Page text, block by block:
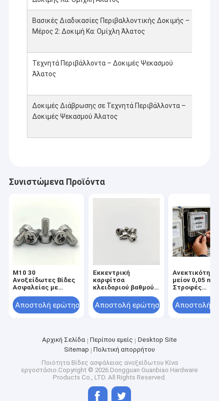
Βασικές Διαδικασίες Περιβαλλοντικής Δοκιμής –
Μέρος 2: Δοκιμή Κα: Ομίχλη Άλατος
Τεχνητά Περιβάλλοντα – Δοκιμές Ψεκασμού
Άλατος
Δοκιμές Διάβρωσης σε Τεχνητά Περιβάλλοντα –
Δοκιμές Ψεκασμού Άλατος
Συνιστώμενα Προϊόντα
M10 30
Ανοξείδωτες Βίδες
Ασφαλείας με
Δεξιόστροφη Φορά
Σπειρώματος
Βελτιστοποιημένης
Αποστολή ερώτησης
Εκκεντρική
καρφίτσα
κλειδαριού βαθμού
12.9 Hex Socket
Εκκεντρικές βίδες
±1.5-3.0mm Offset
Αποστολή ερώτησης
μείον 0,05 mm
Στροφές
ηλεκτρικού
Κεφαλάκι
κατσαρόλης
ηλεκτρικών
Αποστολή
Αρχική Σελίδα Περίπου εμείς
Desktop Site
Sitemap
Πολιτική απορρήτου
Ποιότητα Βίδες ασφάλειας ανοξείδωτου Κίνα
εργοστάσιο.Copyright © 2026 Dongguan Guanbiao Hardware
Products Co., LTD. All Rights Reserved.